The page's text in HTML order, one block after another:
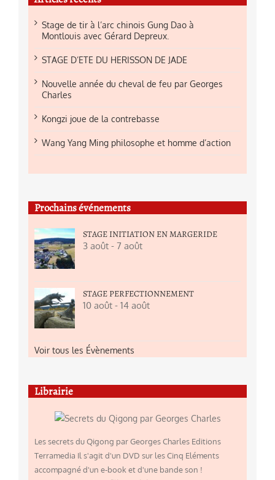
Stage de tir à l’arc chinois Gung Dao à
Montlouis avec Gérard Depreux.
STAGE D’ETE DU HERISSON DE JADE
Nouvelle année du cheval de feu par Georges
Charles
Kongzi joue de la contrebasse
Wang Yang Ming philosophe et homme d’action
Prochains événements
STAGE INITIATION EN MARGERIDE
3 août- 7 août
STAGE PERFECTIONNEMENT
10 août- 14 août
Voir tous les Évènements
Librairie
Les secrets du Qigong par Georges Charles Editions
Terramedia Il s'agit d'un DVD sur les Cinq Eléments
accompagné d'un e-book et d'une bande son !